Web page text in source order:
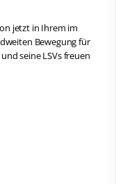
jetzt in Ihrem im
Bewegung für
seine LSVs freuen